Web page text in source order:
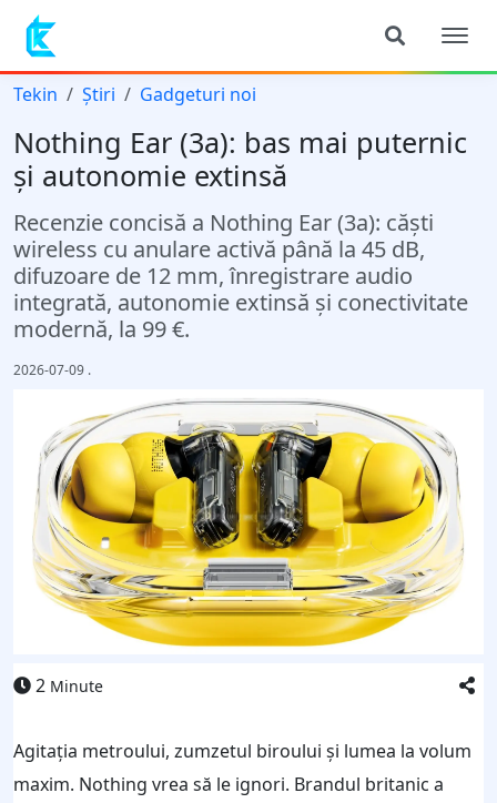
Tekin Știri Gadgeturi noi
Nothing Ear (3a): bas mai puternic
și autonomie extinsă
Recenzie concisă a Nothing Ear (3a): căști
wireless cu anulare activă până la 45 dB,
difuzoare de 12 mm, înregistrare audio
integrată, autonomie extinsă și conectivitate
modernă, la 99 €.
2026-07-09 .
2 Minute
Agitația metroului, zumzetul biroului și lumea la volum
maxim. Nothing vrea să le ignori. Brandul britanic a